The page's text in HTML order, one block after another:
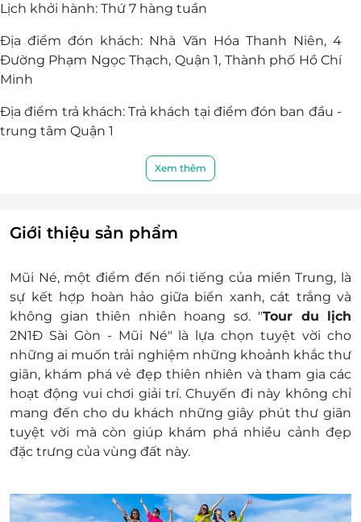
thoải mái, đảm bảo mang đến cho du khách trải
nghiệm tuyệt vời.
Lịch khởi hành: Thứ 7 hàng tuần
Địa điểm đón khách: Nhà Văn Hóa Thanh Niên, 4
Đường Phạm Ngọc Thạch, Quận 1, Thành phố Hồ Chí
Minh
Địa điểm trả khách: Trả khách tại điểm đón ban đầu -
trung tâm Quận 1
Lưu trú: Resort 3 Sao: Madam Cuc; Peace Resort;
khách/phòng)
Ăn sáng: 01 Bữa sáng Buffet tại Resort
Ăn chính: 03 bữa 03 Bữa ăn chính, thực đơn
phong phú thay đổi liên tục
Vé tham quan trong chương trình
Các điểm tham quan không thay đổi hay cắt
giảm (Khi chưa có sự đồng ý của quý khách),
nhưng vì một số lý do có thể thay đổi thứ tự và
thời gian tham quan cho phù hợp)
Tặng nón du lịch, nước suối
Dịch vụ không bao gồm:
Xem thêm
Giới thiệu sản phẩm
Mũi Né, một điểm đến nổi tiếng của miền Trung, là
sự kết hợp hoàn hảo giữa biển xanh, cát trắng và
không gian thiên nhiên hoang sơ. "Tour du lịch
2N1Đ Sài Gòn - Mũi Né" là lựa chọn tuyệt vời cho
những ai muốn trải nghiệm những khoảnh khắc thư
giãn, khám phá vẻ đẹp thiên nhiên và tham gia các
hoạt động vui chơi giải trí. Chuyến đi này không chỉ
mang đến cho du khách những giây phút thư giãn
tuyệt vời mà còn giúp khám phá nhiều cảnh đẹp
đặc trưng của vùng đất này.